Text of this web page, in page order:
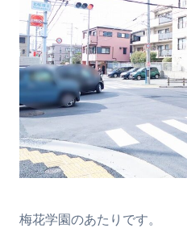
梅花学園のあたりです。